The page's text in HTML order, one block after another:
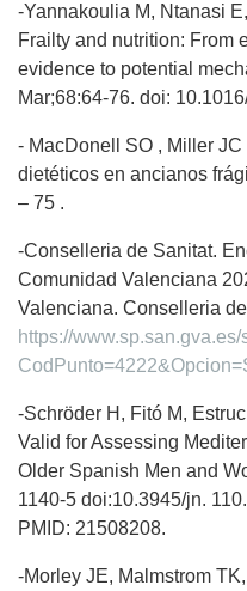
-Yannakoulia M, Ntanasi
Frailty and nutrition: From
evidence to potential
Mar;68:64-76. doi:
- MacDonell SO , Miller
dietéticos en ancianos
– 75 .
-Conselleria de Sanitat.
Comunidad Valenciana
Valenciana. Conselleria
https://
-Schröder H, Fitó M,
Valid for Assessing
Older Spanish Men and
1140-5 doi:10.3945/jn.
PMID: 21508208.
-Morley JE, Malmstrom